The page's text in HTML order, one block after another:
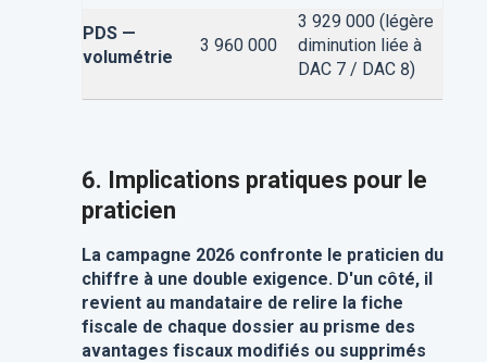
PDS —
volumétrie
3 960 000
3 929 000 (légère
diminution liée à
DAC 7 / DAC 8)
6. Implications pratiques pour le
praticien
La campagne 2026 confronte le praticien du
chiffre à une double exigence. D'un côté, il
revient au mandataire de relire la fiche
fiscale de chaque dossier au prisme des
avantages fiscaux modifiés ou supprimés